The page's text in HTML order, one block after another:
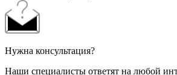
Нужна консультация?
Наши специалисты ответят на любой